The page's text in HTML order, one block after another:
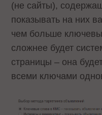
(не сайты),
показывать на них
чем больше
сложнее будет
страницы – она
всеми ключами